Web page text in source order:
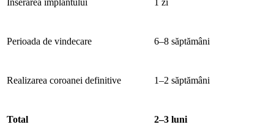
Inserarea implantului 1 zi
Perioada de vindecare 6–8 săptămâni
Realizarea coroanei definitive 1–2 săptămâni
Total 2–3 luni